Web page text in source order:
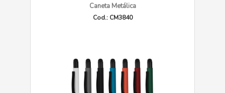
Caneta Metálica
Cod.: CM3840